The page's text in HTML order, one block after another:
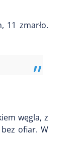
11 zmarło.
węgla, z
ofiar. W